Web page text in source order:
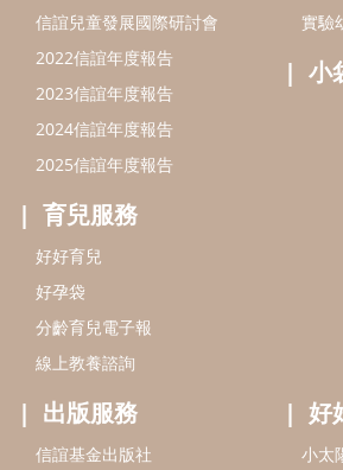
分齡育兒電子報
線上教養諮詢
出版服務
信誼基金出版社
閱讀推廣
Bookstart閱讀起步走
信誼幼兒文學獎
信誼兒童動畫獎
小袋鼠說故事劇團
service@hsin-yi.org.tw
信誼好好育兒
小